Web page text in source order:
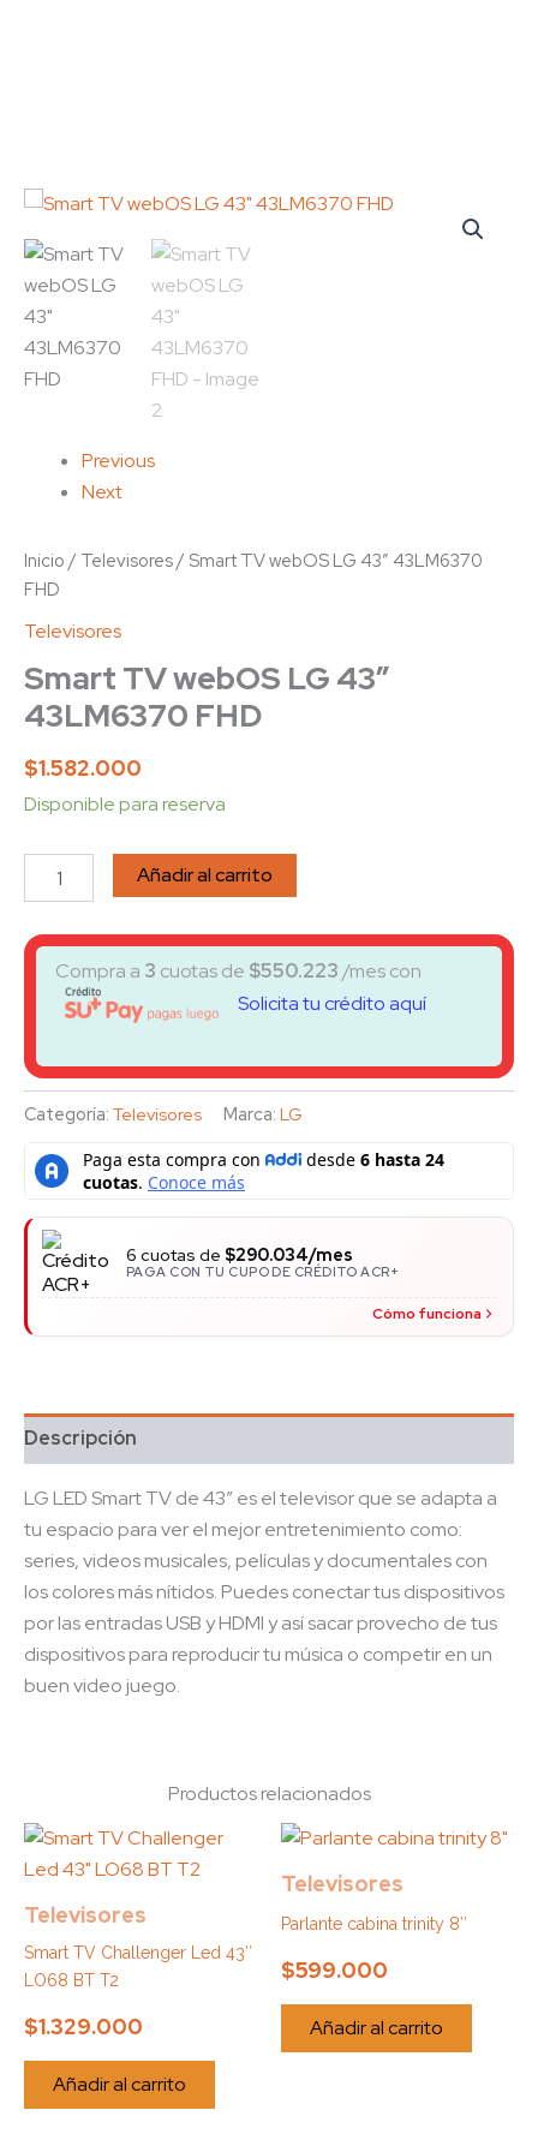
Previous
Next
Inicio / Televisores/ Smart TV webOS LG 43″ 43LM6370
FHD
Televisores
Smart TV webOS LG 43″
43LM6370 FHD
$1.582.000
Disponible para reserva
Smart
webOS
43"
43LM6370
FHD
cantidad
Añadir al carrito
Compra a 3 cuotas de $550.223/mes con
Solicita tu crédito aquí
Categoría: Televisores Marca: LG
6 cuotas de $290.034/mes
PAGA CON TU CUPO DE CRÉDITO ACR+
Cómo funciona
Descripción
LG LED Smart TV de 43″ es el televisor que se adapta a
tu espacio para ver el mejor entretenimiento como:
series, videos musicales, películas y documentales con
los colores más nítidos. Puedes conectar tus dispositivos
por las entradas USB y HDMI y así sacar provecho de tus
dispositivos para reproducir tu música o competir en un
buen video juego.
Productos relacionados
Televisores
Smart TV Challenger Led 43″
LO68 BT T2
$1.329.000
Añadir al carrito
Televisores
Parlante cabina trinity 8″
$599.000
Añadir al carrito